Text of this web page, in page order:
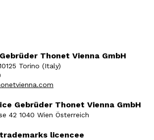
Thonet Vienna GmbH
Torino (Italy)
Gebrüder Thonet Vienna GmbH
42 1040 Wien Österreich
licencee